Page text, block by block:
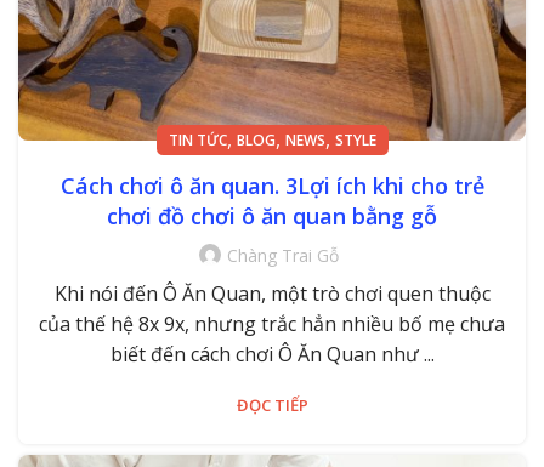
TIN TỨC, BLOG, NEWS, STYLE
Cách chơi ô ăn quan. 3Lợi ích khi cho trẻ
chơi đồ chơi ô ăn quan bằng gỗ
Chàng Trai Gỗ
Khi nói đến Ô Ăn Quan, một trò chơi quen thuộc
của thế hệ 8x 9x, nhưng trắc hẳn nhiều bố mẹ chưa
biết đến cách chơi Ô Ăn Quan như ...
ĐỌC TIẾP